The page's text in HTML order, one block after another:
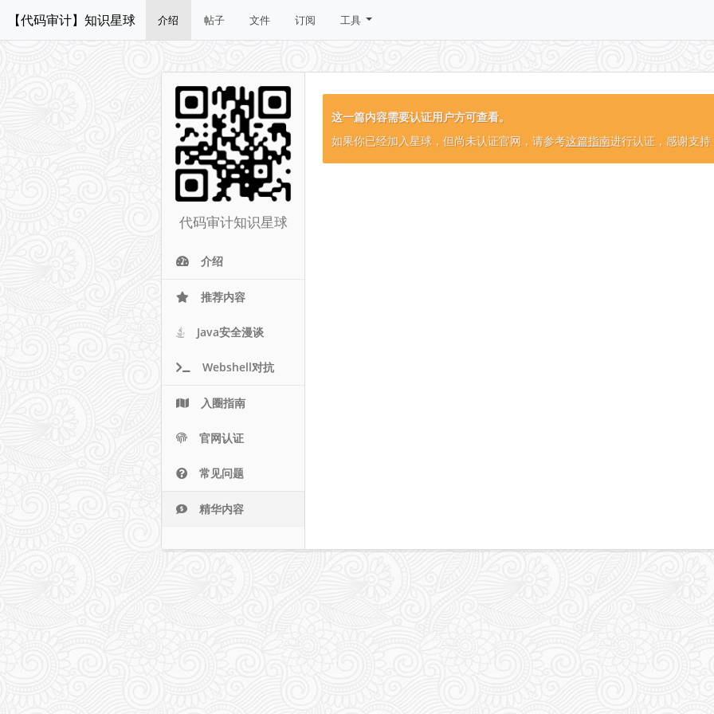
【代码审计】知识星球 介绍 帖子 文件 订阅 工具
代码审计知识星球
介绍
推荐内容
Java安全漫谈
Webshell对抗
入圈指南
官网认证
常见问题
精华内容
这一篇内容需要认证用户方可查看。
如果你已经加入星球，但尚未认证官网，请参考这篇指南进行认证，感谢支持